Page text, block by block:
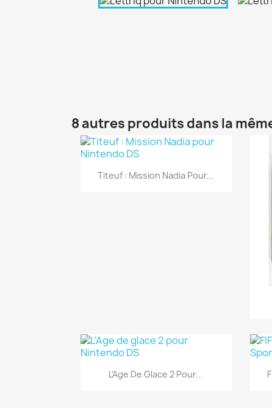
8 autres produits dans la
 Aperçu rapide
Titeuf : Mission Nadia Pour...
 Aperçu rapide
L'Age De Glace 2 Pour...